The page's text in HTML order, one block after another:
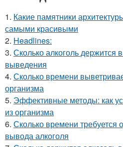
1. Какие памятники
самыми красивыми
2. Headlines:
3. Сколько алкоголь держится
выведения
4. Сколько времени
организма
5. Эффективные методы: как
из организма
6. Сколько времени требуется
вывода алкоголя